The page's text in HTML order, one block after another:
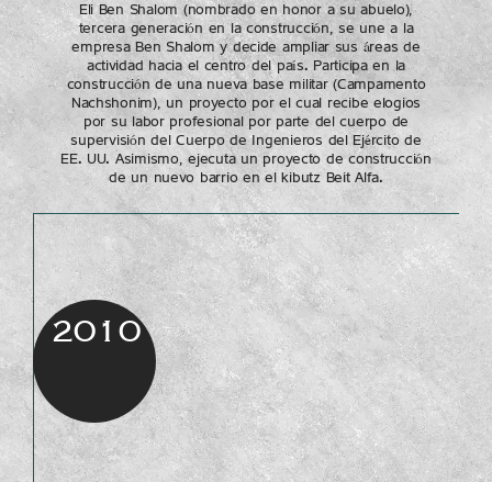
Eli Ben Shalom (nombrado en honor a su abuelo),
tercera generación en la construcción, se une a la
empresa Ben Shalom y decide ampliar sus áreas de
actividad hacia el centro del país. Participa en la
construcción de una nueva base militar (Campamento
Nachshonim), un proyecto por el cual recibe elogios
por su labor profesional por parte del cuerpo de
supervisión del Cuerpo de Ingenieros del Ejército de
EE. UU. Asimismo, ejecuta un proyecto de construcción
de un nuevo barrio en el kibutz Beit Alfa.
2010